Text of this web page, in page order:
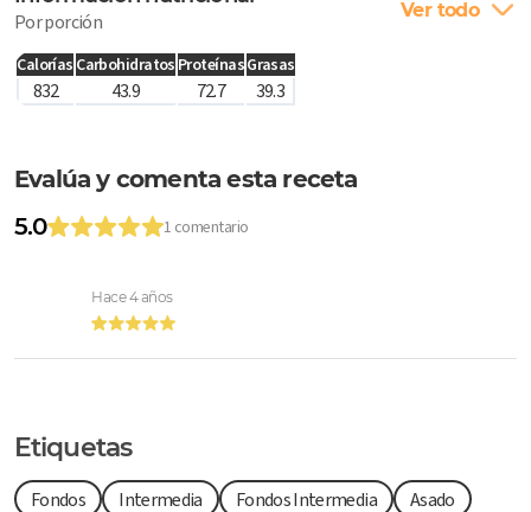
Por porción Ver todo
Calorías Carbohidratos ProteínasGrasas
832 43.9 72.7 39.3
Evalúa y comenta esta receta
5.0
1 comentario
Hace 4 años
Etiquetas
Fondos Intermedia Fondos Intermedia Asado